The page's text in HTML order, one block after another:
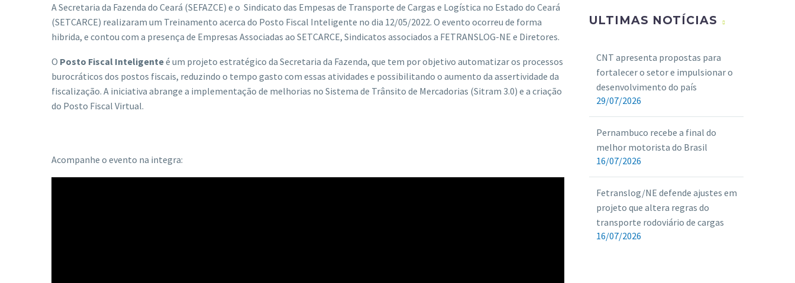
A Secretaria da Fazenda do Ceará (SEFAZCE) e o Sindicato das Empesas de Transporte de Cargas e Logística no Estado do Ceará
(SETCARCE) realizaram um Treinamento acerca do Posto Fiscal Inteligente no dia 12/05/2022. O evento ocorreu de forma
hibrida, e contou com a presença de Empresas Associadas ao SETCARCE, Sindicatos associados a FETRANSLOG-NE e Diretores.
O Posto Fiscal Inteligenteé um projeto estratégico da Secretaria da Fazenda, que tem por objetivo automatizar os processos
burocráticos dos postos fiscais, reduzindo o tempo gasto com essas atividades e possibilitando o aumento da assertividade da
fiscalização. A iniciativa abrange a implementação de melhorias no Sistema de Trânsito de Mercadorias (Sitram 3.0) e a criação
do Posto Fiscal Virtual.
Acompanhe o evento na integra:
ULTIMAS NOTÍCIAS
CNT apresenta propostas para
fortalecer o setor e impulsionar o
desenvolvimento do país
29/07/2026
Pernambuco recebe a final do
melhor motorista do Brasil
16/07/2026
Fetranslog/NE defende ajustes em
projeto que altera regras do
transporte rodoviário de cargas
16/07/2026